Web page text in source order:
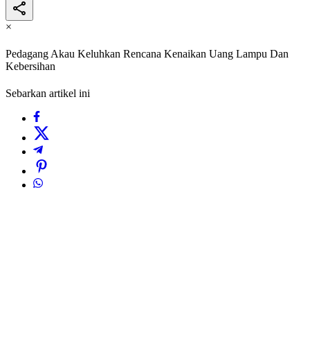
×
Pedagang Akau Keluhkan Rencana Kenaikan Uang Lampu Dan
Kebersihan
Sebarkan artikel ini